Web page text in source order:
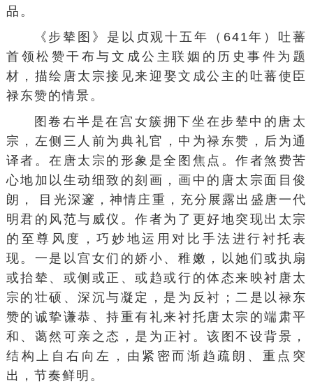
品。
《步辇图》是以贞观十五年（641年） 吐蕃
首领松赞干布与文成公主联姻的历史事件为题
材，描绘 唐太宗接见来迎娶文成公主的吐蕃使臣
禄东赞的情景。
图卷右半是在宫女簇拥下坐在步辇中的唐 太
宗 ，左侧三人前为典礼官，中为禄东赞，后为通
译者。在唐太宗的形象是全图焦点。作者煞费苦
心地加以生动细致的刻画，画中的唐太宗面目俊
朗， 目光深邃，神情庄重，充分展露出盛唐一代
明君的风范与威仪。作者为了更好地突现出太宗
的至尊风度，巧妙地运用对比手法 进行衬托表
现。一是以宫女们的娇小、稚嫩，以她们或执扇
或抬辇、或侧或正、或趋或行的体态来映衬唐太
宗的壮硕、深沉与凝定，是为反衬；二是以禄东
赞的诚挚谦恭、持重有礼来衬托唐太宗的端肃平
和、蔼然可亲之态，是为 正衬 。该图不设背景，
结构上自右向左，由紧密而渐趋疏朗、重点突
出，节奏鲜明。